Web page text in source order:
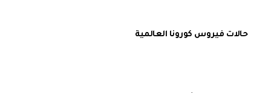
حالات فيروس كورونا العالمية